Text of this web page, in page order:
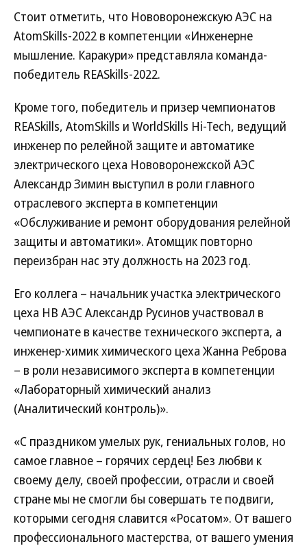
Стоит отметить, что Нововоронежскую АЭС на
AtomSkills-2022 в компетенции «Инженерне
мышление. Каракури» представляла команда-
победитель REASkills-2022.
Кроме того, победитель и призер чемпионатов
REASkills, AtomSkills и WorldSkills Hi-Tech, ведущий
инженер по релейной защите и автоматике
электрического цеха Нововоронежской АЭС
Александр Зимин выступил в роли главного
отраслевого эксперта в компетенции
«Обслуживание и ремонт оборудования релейной
защиты и автоматики». Атомщик повторно
переизбран нас эту должность на 2023 год.
Его коллега – начальник участка электрического
цеха НВ АЭС Александр Русинов участвовал в
чемпионате в качестве технического эксперта, а
инженер-химик химического цеха Жанна Реброва
– в роли независимого эксперта в компетенции
«Лабораторный химический анализ
(Аналитический контроль)».
«С праздником умелых рук, гениальных голов, но
самое главное – горячих сердец! Без любви к
своему делу, своей профессии, отрасли и своей
стране мы не смогли бы совершать те подвиги,
которыми сегодня славится «Росатом». От вашего
профессионального мастерства, от вашего умения